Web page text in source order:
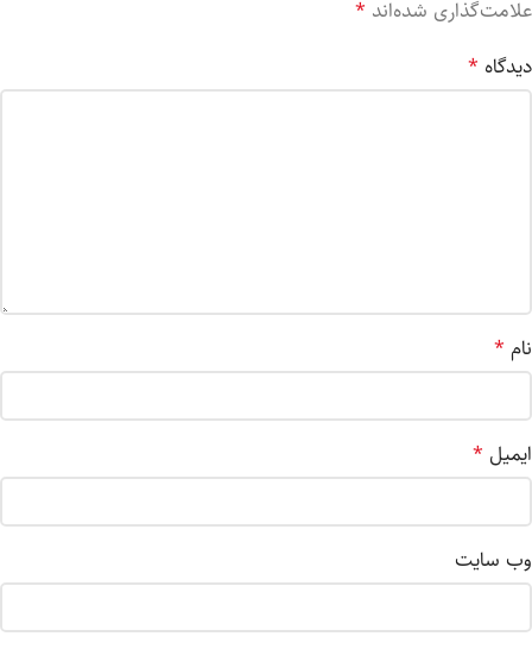
علامت‌گذاری شده‌اند *
دیدگاه *
نام *
ایمیل *
وب‌ سایت